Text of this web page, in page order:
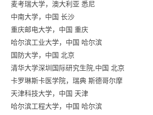
麦考瑞大学，澳大利亚 悉尼
中南大学，中国 长沙
重庆邮电大学，中国 重庆
哈尔滨工业大学，中国 哈尔滨
国防大学，中国 北京
清华大学深圳国际研究生院,中国 北京
卡罗琳斯卡医学院，瑞典 斯德哥尔摩
天津科技大学，中国 天津
哈尔滨工程大学，中国 哈尔滨